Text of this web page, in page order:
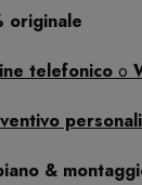
originale
telefonico o
&